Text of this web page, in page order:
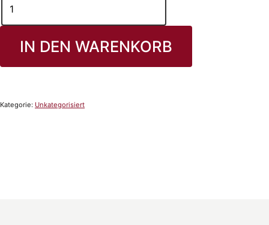
IN DEN WARENKORB
Kategorie: Unkategorisiert